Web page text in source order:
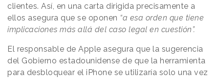
clientes. Así, en una carta dirigida precisamente a
ellos asegura que se oponen “a esa orden que tiene
implicaciones más allá del caso legal en cuestión”.
El responsable de Apple asegura que la sugerencia
del Gobierno estadounidense de que la herramienta
para desbloquear el iPhone se utilizaría solo una vez